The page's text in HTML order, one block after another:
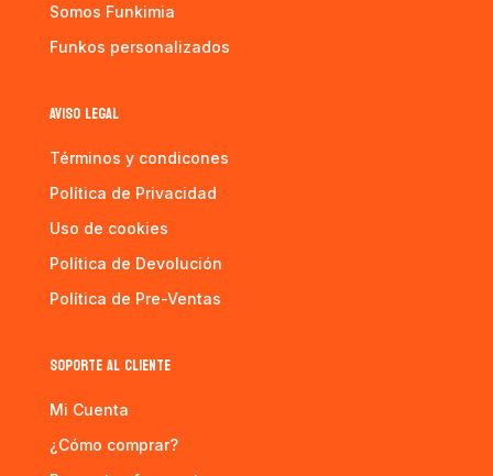
Somos Funkimia
Funkos personalizados
AVISO LEGAL
Términos y condicones
Política de Privacidad
Uso de cookies
Política de Devolución
Política de Pre-Ventas
SOPORTE AL CLIENTE
Mi Cuenta
¿Cómo comprar?